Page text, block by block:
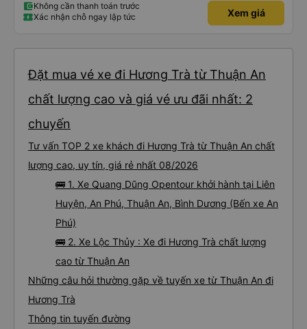
Không cần thanh toán trước
Xác nhận chỗ ngay lập tức
Xem giá
Đặt mua vé xe đi Hương Trà từ Thuận An
chất lượng cao và giá vé ưu đãi nhất: 2
chuyến
Tư vấn TOP 2 xe khách đi Hương Trà từ Thuận An chất
lượng cao, uy tín, giá rẻ nhất 08/2026
🚌 1. Xe Quang Dũng Opentour khởi hành tại Liên
Huyện, An Phú, Thuận An, Bình Dương (Bến xe An
Phú)
🚌 2. Xe Lộc Thủy : Xe đi Hương Trà chất lượng
cao từ Thuận An
Những câu hỏi thường gặp về tuyến xe từ Thuận An đi
Hương Trà
Thông tin tuyến đường